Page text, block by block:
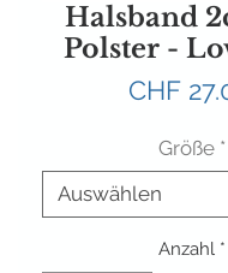
Halsband
Polster -
CHF
Größe *
Anzahl *